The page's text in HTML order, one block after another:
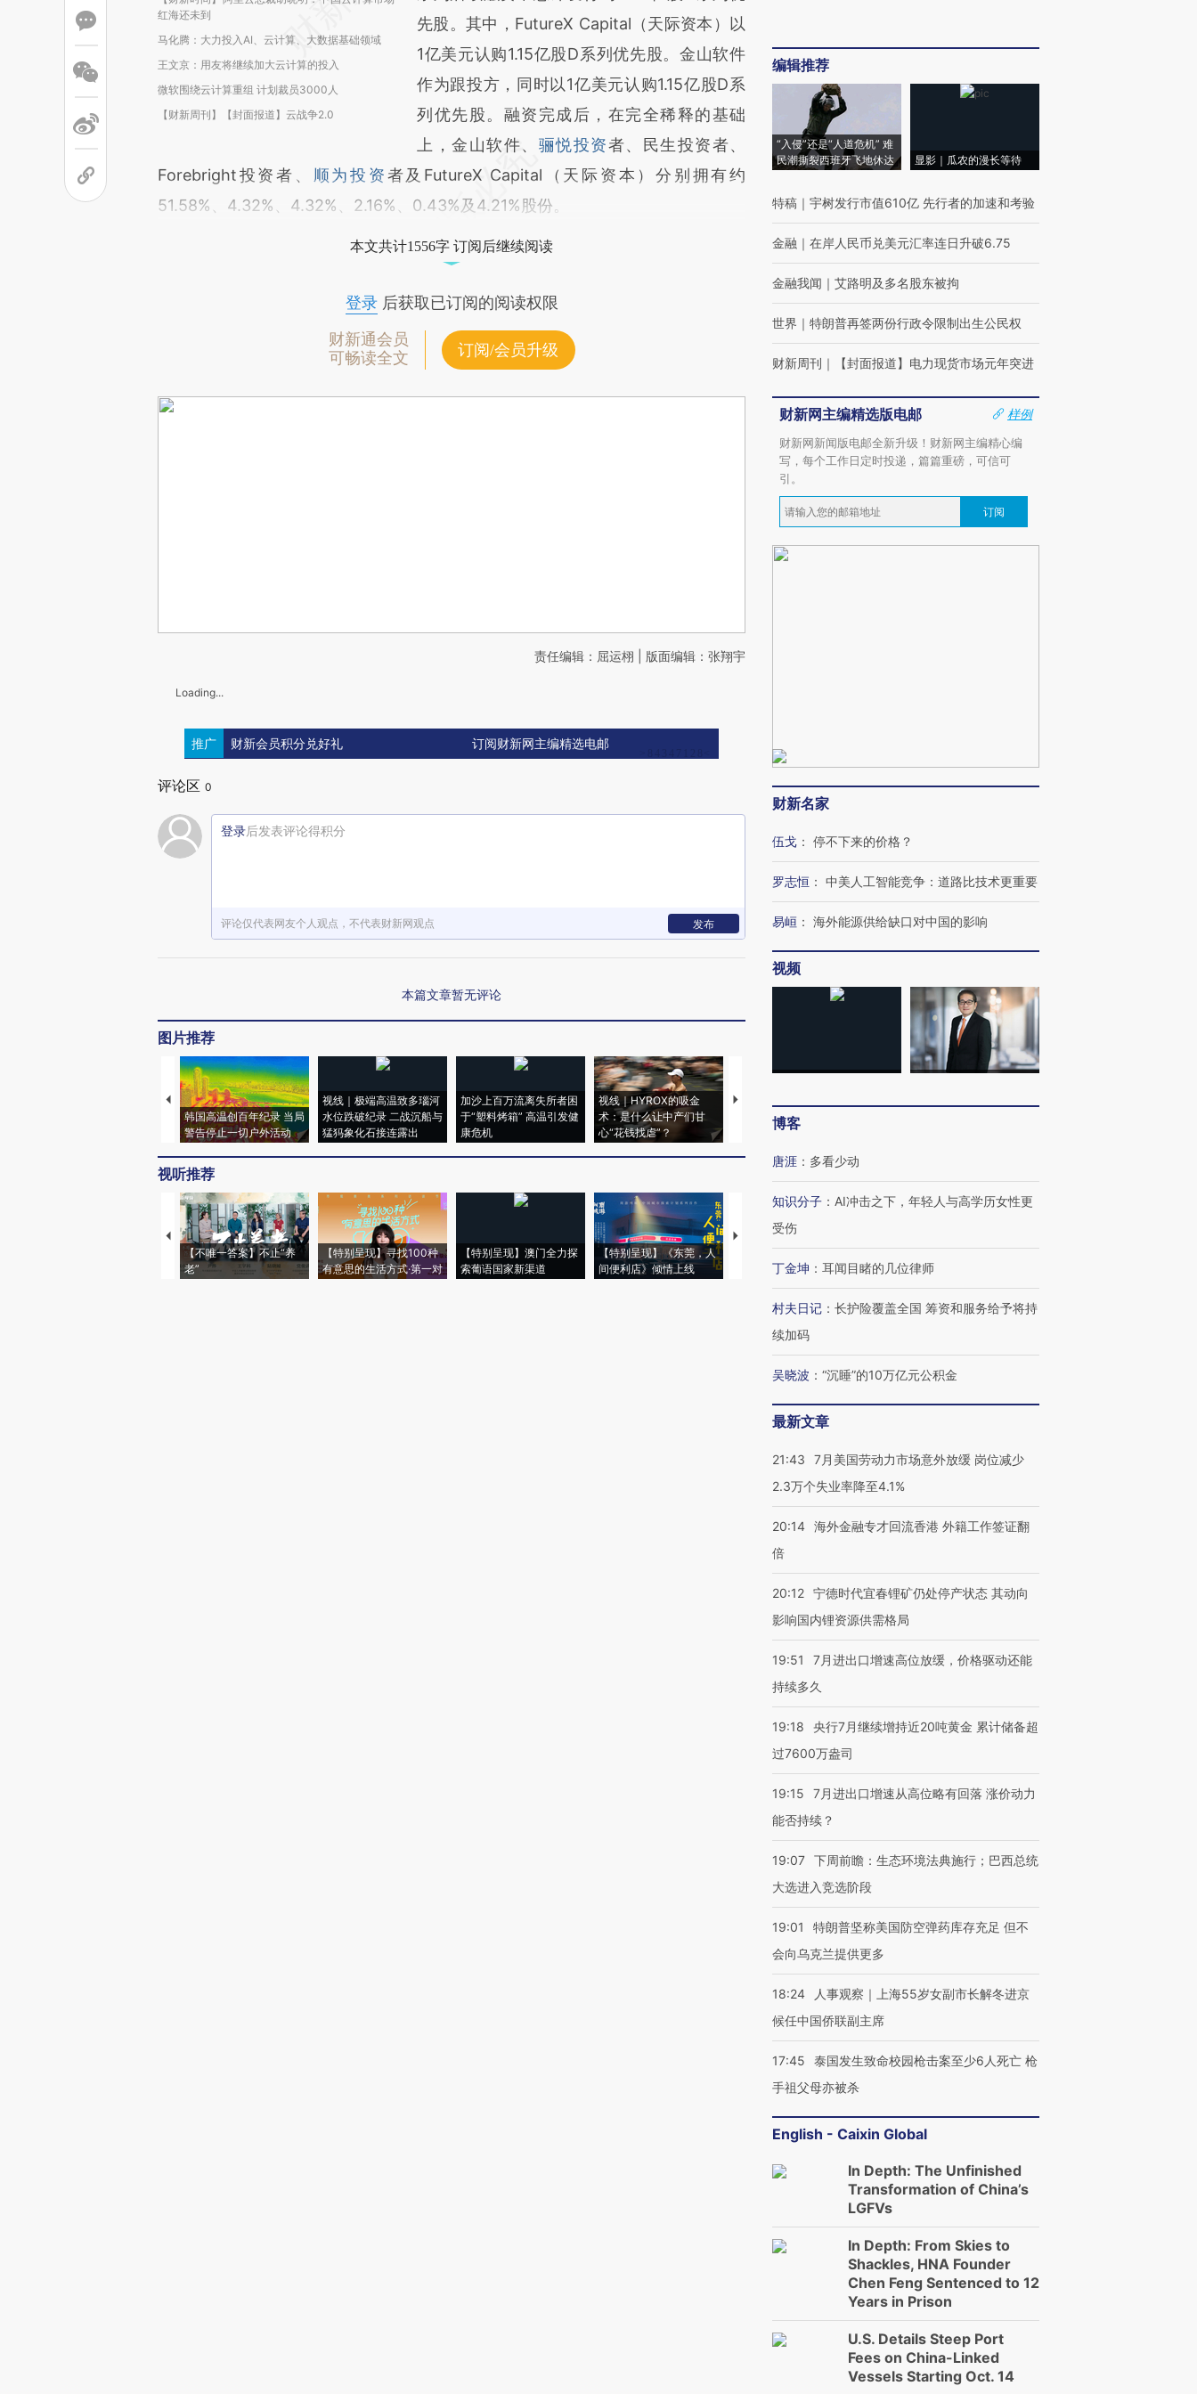
红海还未到
马化腾：大力投入AI、云计算、大数据基础领域
王文京：用友将继续加大云计算的投入
微软围绕云计算重组 计划裁员3000人
【财新周刊】【封面报道】云战争2.0
先股。其中，FutureX Capital（天际资本）以
1亿美元认购1.15亿股D系列优先股。金山软件
作为跟投方，同时以1亿美元认购1.15亿股D系
列优先股。融资完成后，在完全稀释的基础
上，金山软件、 骊悦投资者、民生投资者、
Forebright投资者、 顺为投资者及FutureX Capital（天际资本）分别拥有约
51.58%、4.32%、4.32%、2.16%、0.43%及4.21%股份。
本文共计1556字 订阅后继续阅读
登录后获取已订阅的阅读权限
财新通会员
可畅读全文
订阅/会员升级
责任编辑：屈运栩 | 版面编辑：张翔宇
Loading...
推广 财新会员积分兑好礼 订阅财新网主编精选电邮
评论区 0
登录后发表评论得积分
评论仅代表网友个人观点，不代表财新网观点 发布
本篇文章暂无评论
图片推荐
韩国高温创百年纪录 当局
警告停止一切户外活动
视线｜极端高温致多瑙河
水位跌破纪录 二战沉船与
猛犸象化石接连露出
加沙上百万流离失所者困
于“塑料烤箱” 高温引发健
康危机
视线｜HYROX的吸金
术：是什么让中产们甘
心“花钱找虐”？
马航飞行员跨国走私7万
粒摇头丸 尿检体内含3种
视听推荐
【不唯一答案】不止“养
老”
【特别呈现】寻找100种
有意思的生活方式·第一对
【特别呈现】澳门全力探
索葡语国家新渠道
【特别呈现】《东莞，人
间便利店》倾情上线
【推广】走进第四届链博
会，让数智科技“链”接产
【特别呈现】寻找100种
有意思的生活方式·第三对
CFO：不靠规模取胜，华
编辑推荐
“入侵”还是“人道危机” 难
民潮撕裂西班牙飞地休达
显影｜瓜农的漫长等待
特稿 ｜ 宇树发行市值610亿 先行者的加速和考验
金融 ｜ 在岸人民币兑美元汇率连日升破6.75
金融我闻 ｜ 艾路明及多名股东被拘
世界 ｜ 特朗普再签两份行政令限制出生公民权
财新周刊 ｜ 【封面报道】电力现货市场元年突进
财新网主编精选版电邮
样例
财新网新闻版电邮全新升级！财新网主编精心编
写，每个工作日定时投递，篇篇重磅，可信可
引。
订阅
财新名家
伍戈 ： 停不下来的价格？
罗志恒 ： 中美人工智能竞争：道路比技术更重要
易峘 ： 海外能源供给缺口对中国的影响
视频
博客
唐涯 ： 多看少动
知识分子 ： AI冲击之下，年轻人与高学历女性更
受伤
丁金坤 ： 耳闻目睹的几位律师
村夫日记 ： 长护险覆盖全国 筹资和服务给予将持
续加码
吴晓波 ： “沉睡”的10万亿元公积金
最新文章
21:43
7月美国劳动力市场意外放缓 岗位减少
2.3万个失业率降至4.1%
20:14 海外金融专才回流香港 外籍工作签证翻
倍
20:12 宁德时代宜春锂矿仍处停产状态 其动向
影响国内锂资源供需格局
19:51
7月进出口增速高位放缓，价格驱动还能
持续多久
19:18
央行7月继续增持近20吨黄金 累计储备超
过7600万盎司
19:15
7月进出口增速从高位略有回落 涨价动力
能否持续？
19:07 下周前瞻：生态环境法典施行；巴西总统
大选进入竞选阶段
19:01
特朗普坚称美国防空弹药库存充足 但不
会向乌克兰提供更多
18:24
人事观察｜上海55岁女副市长解冬进京
候任中国侨联副主席
17:45
泰国发生致命校园枪击案至少6人死亡 枪
手祖父母亦被杀
English - Caixin Global
In Depth: The Unfinished
Transformation of China’s
LGFVs
In Depth: From Skies to
Shackles, HNA Founder
Chen Feng Sentenced to 12
Years in Prison
U.S. Details Steep Port
Fees on China-Linked
Vessels Starting Oct. 14